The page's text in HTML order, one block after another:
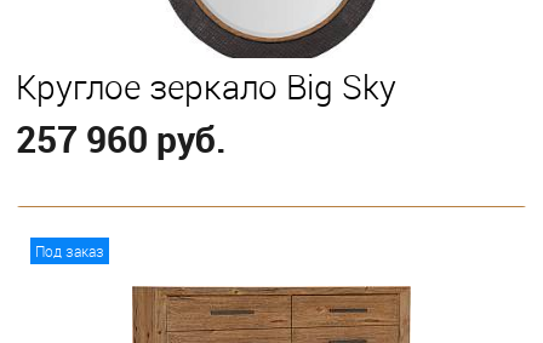
Круглое зеркало Big Sky
257 960 руб.
Под заказ